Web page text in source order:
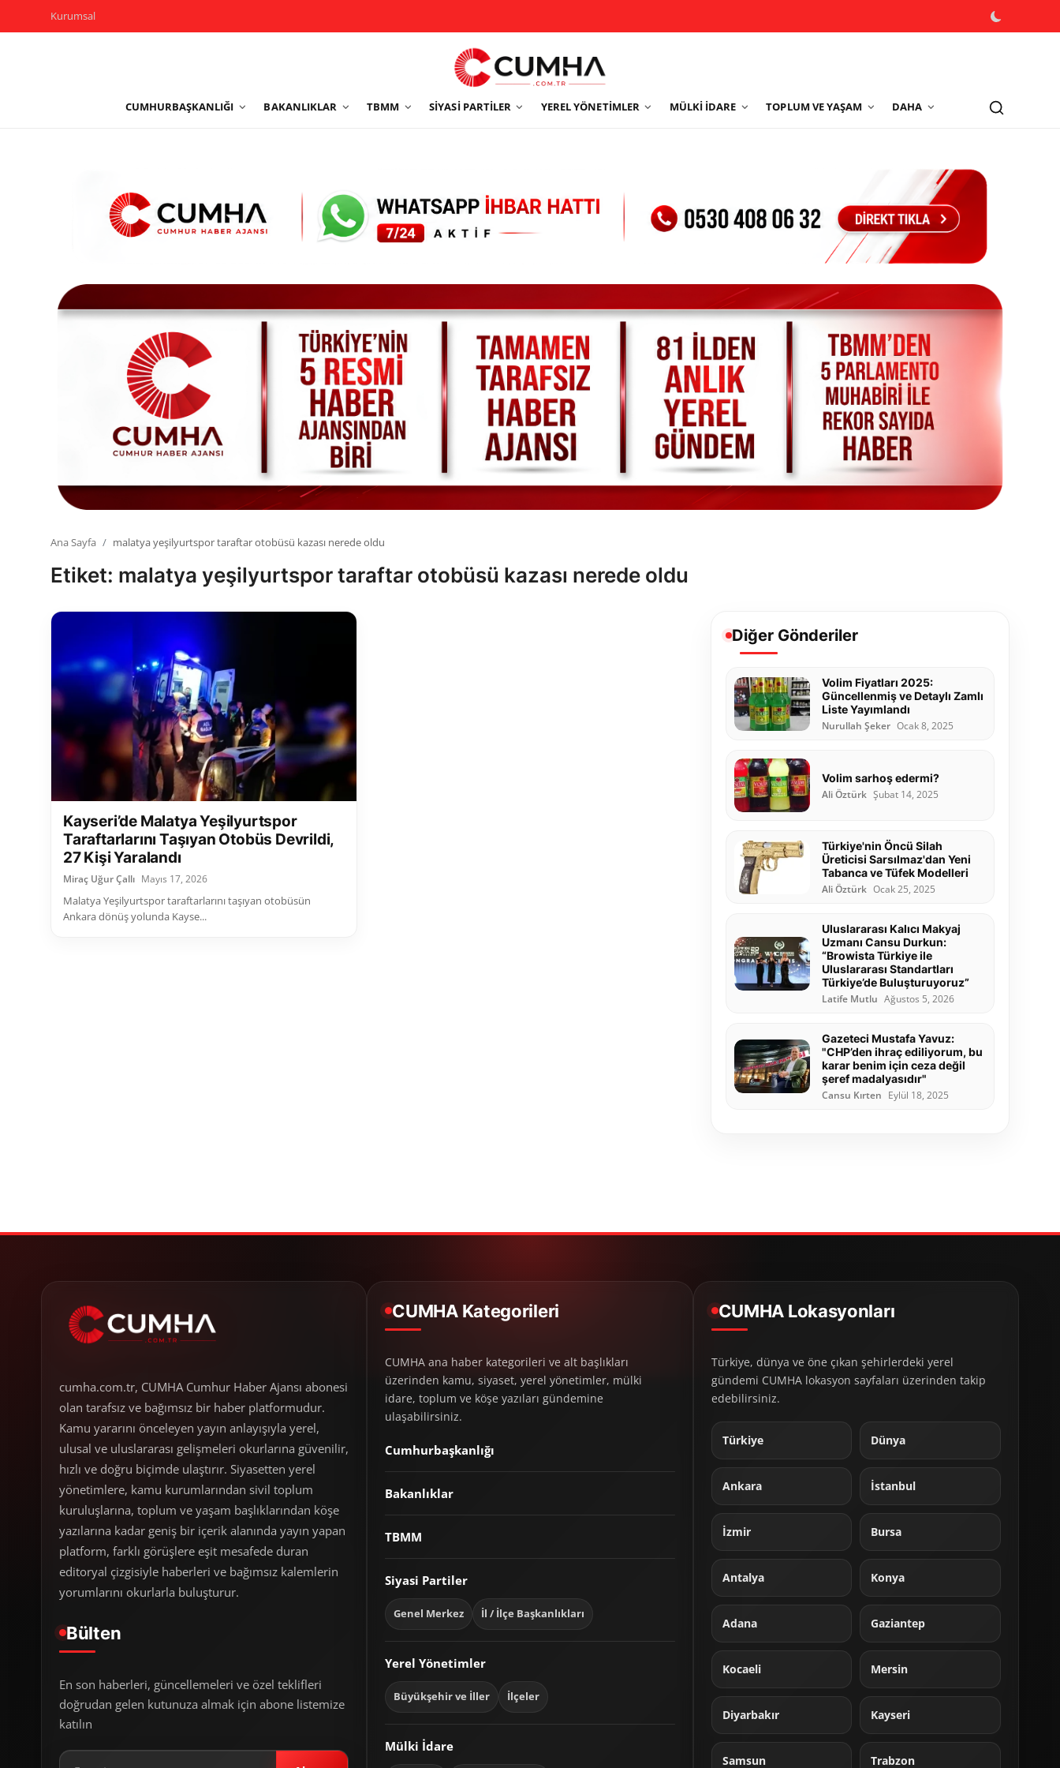
Kurumsal
CUMHURBAŞKANLIĞI BAKANLIKLAR TBMM SIYASI PARTILER YEREL YÖNETIMLER MÜLKI İDARE TOPLUM VE YAŞAM DAHA
Yerel Yönetimler
Sivil Toplum Kuruluşları
Kamu Kurumları ve Üst Kurullar
Resmi Reklamlar
Ana Sayfa malatya yeşilyurtspor taraftar otobüsü kazası nerede oldu
Etiket: malatya yeşilyurtspor taraftar otobüsü kazası nerede oldu
Kayseri’de Malatya Yeşilyurtspor
Taraftarlarını Taşıyan Otobüs Devrildi,
27 Kişi Yaralandı
Miraç Uğur Çallı Mayıs 17, 2026
Malatya Yeşilyurtspor taraftarlarını taşıyan otobüsün
Ankara dönüş yolunda Kayse...
Diğer Gönderiler
Volim Fiyatları 2025:
Güncellenmiş ve Detaylı Zamlı
Liste Yayımlandı
Nurullah Şeker Ocak 8, 2025
Volim sarhoş edermi?
Ali Öztürk Şubat 14, 2025
Türkiye'nin Öncü Silah
Üreticisi Sarsılmaz'dan Yeni
Tabanca ve Tüfek Modelleri
Ali Öztürk Ocak 25, 2025
Uluslararası Kalıcı Makyaj
Uzmanı Cansu Durkun:
“Browista Türkiye ile
Uluslararası Standartları
Türkiye’de Buluşturuyoruz”
Latife Mutlu Ağustos 5, 2026
Gazeteci Mustafa Yavuz:
"CHP’den ihraç ediliyorum, bu
karar benim için ceza değil
şeref madalyasıdır"
Cansu Kırten Eylül 18, 2025
cumha.com.tr, CUMHA Cumhur Haber Ajansı abonesi
olan tarafsız ve bağımsız bir haber platformudur.
Kamu yararını önceleyen yayın anlayışıyla yerel,
ulusal ve uluslararası gelişmeleri okurlarına güvenilir,
hızlı ve doğru biçimde ulaştırır. Siyasetten yerel
yönetimlere, kamu kurumlarından sivil toplum
kuruluşlarına, toplum ve yaşam başlıklarından köşe
yazılarına kadar geniş bir içerik alanında yayın yapan
platform, farklı görüşlere eşit mesafede duran
editoryal çizgisiyle haberleri ve bağımsız kalemlerin
yorumlarını okurlarla buluşturur.
Bülten
En son haberleri, güncellemeleri ve özel teklifleri
doğrudan gelen kutunuza almak için abone listemize
katılın
CUMHA Kategorileri
CUMHA ana haber kategorileri ve alt başlıkları
üzerinden kamu, siyaset, yerel yönetimler, mülki
idare, toplum ve köşe yazıları gündemine
ulaşabilirsiniz.
Cumhurbaşkanlığı
Bakanlıklar
TBMM
Siyasi Partiler
Genel Merkez İl / İlçe Başkanlıkları
Yerel Yönetimler
Büyükşehir ve İller İlçeler
Mülki İdare
CUMHA Lokasyonları
Türkiye, dünya ve öne çıkan şehirlerdeki yerel
gündemi CUMHA lokasyon sayfaları üzerinden takip
edebilirsiniz.
Türkiye Dünya
Ankara İstanbul
İzmir Bursa
Antalya Konya
Adana Gaziantep
Kocaeli Mersin
Diyarbakır Kayseri
Samsun Trabzon